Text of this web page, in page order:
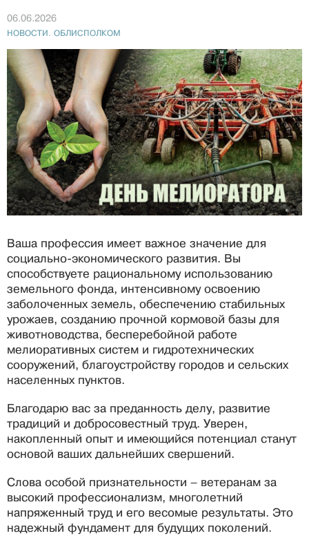
06.06.2026
НОВОСТИ. ОБЛИСПОЛКОМ
Ваша профессия имеет важное значение для
социально-экономического развития. Вы
способствуете рациональному использованию
земельного фонда, интенсивному освоению
заболоченных земель, обеспечению стабильных
урожаев, созданию прочной кормовой базы для
животноводства, бесперебойной работе
мелиоративных систем и гидротехнических
сооружений, благоустройству городов и сельских
населенных пунктов.
Благодарю вас за преданность делу, развитие
традиций и добросовестный труд. Уверен,
накопленный опыт и имеющийся потенциал станут
основой ваших дальнейших свершений.
Слова особой признательности – ветеранам за
высокий профессионализм, многолетний
напряженный труд и его весомые результаты. Это
надежный фундамент для будущих поколений.